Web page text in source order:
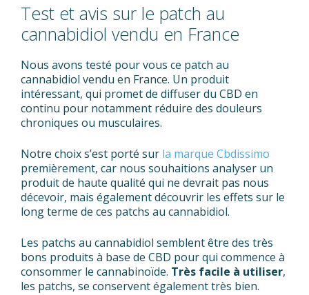
Test et avis sur le patch au
cannabidiol vendu en France
Nous avons testé pour vous ce patch au
cannabidiol vendu en France. Un produit
intéressant, qui promet de diffuser du CBD en
continu pour notamment réduire des douleurs
chroniques ou musculaires.
Notre choix s’est porté sur la marque Cbdissimo
premièrement, car nous souhaitions analyser un
produit de haute qualité qui ne devrait pas nous
décevoir, mais également découvrir les effets sur le
long terme de ces patchs au cannabidiol.
Les patchs au cannabidiol semblent être des très
bons produits à base de CBD pour qui commence à
consommer le cannabinoïde. Très facile à utiliser,
les patchs, se conservent également très bien.